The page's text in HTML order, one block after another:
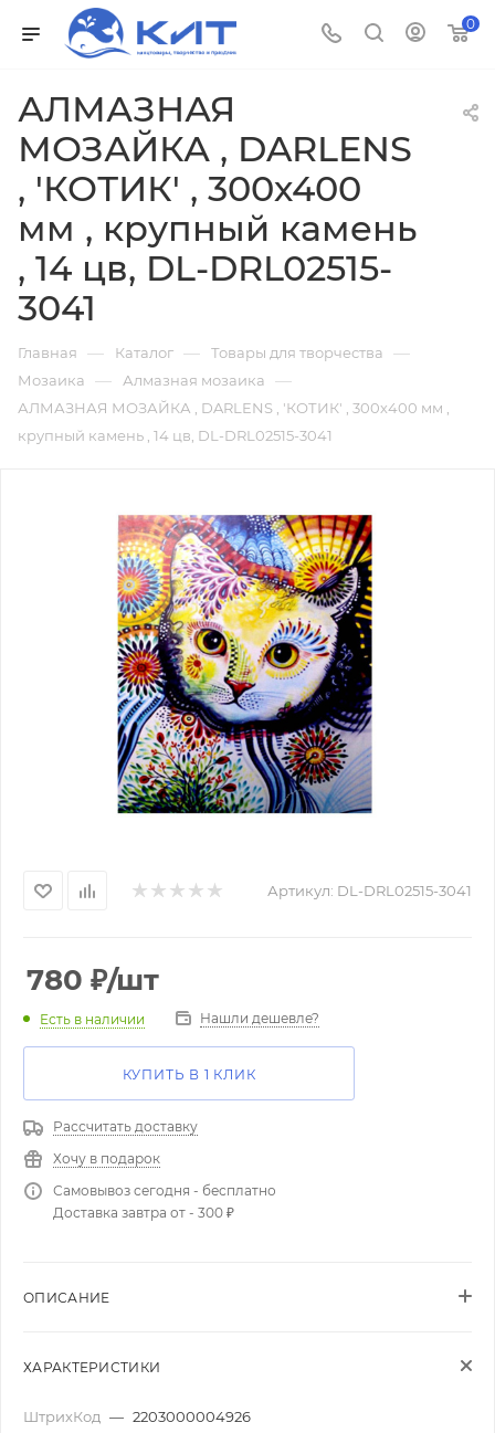
0
АЛМАЗНАЯ
МОЗАЙКА , DARLENS
, 'КОТИК' , 300х400
мм , крупный камень
, 14 цв, DL-DRL02515-
3041
Главная — Каталог — Товары для творчества —
Мозаика — Алмазная мозаика —
АЛМАЗНАЯ МОЗАЙКА , DARLENS , 'КОТИК' , 300х400 мм ,
крупный камень , 14 цв, DL-DRL02515-3041
Артикул: DL-DRL02515-3041
780 ₽/шт
Есть в наличии Нашли дешевле?
КУПИТЬ В 1 КЛИК
Рассчитать доставку
Хочу в подарок
Самовывоз сегодня - бесплатно
Доставка завтра от - 300 ₽
ОПИСАНИЕ
ХАРАКТЕРИСТИКИ
ШтрихКод — 2203000004926